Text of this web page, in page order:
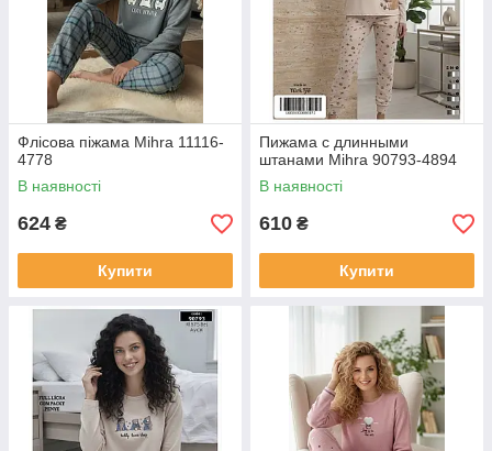
Флісова піжама Mihra 11116-
4778
В наявності
624 ₴
Купити
Пижама с длинными
штанами Mihra 90793-4894
В наявності
610 ₴
Купити